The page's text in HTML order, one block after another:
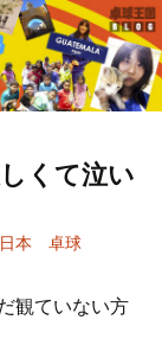
くて泣い
日本 卓球
観ていない方